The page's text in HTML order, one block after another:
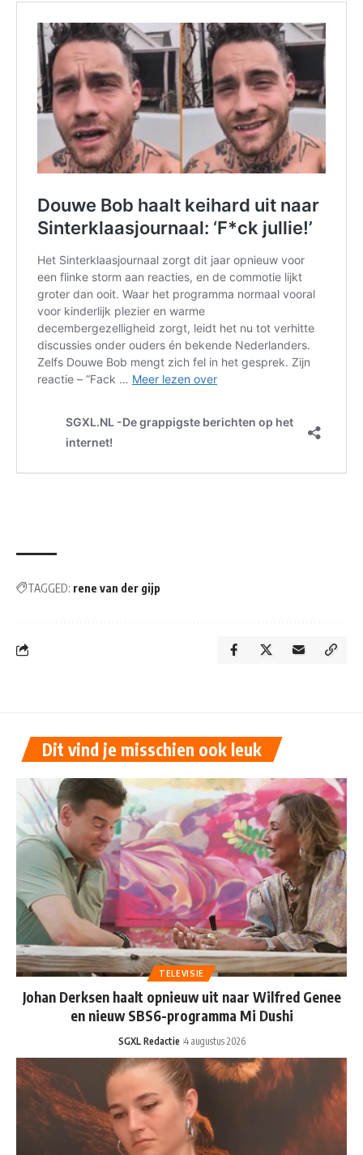
TAGGED: rene van der gijp
Dit vind je misschien ook leuk
TELEVISIE
Johan Derksen haalt opnieuw uit naar Wilfred Genee
en nieuw SBS6-programma Mi Dushi
SGXL Redactie 4 augustus 2026